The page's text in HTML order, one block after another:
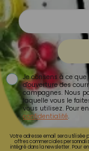
Je consens à ce
d'ouverture des
campagnes. Nous
laquelle vous le
vous utilisez. Pour
confidentialité.
Votre adresse email sera utilisée
offres commerciales
intégré dans la newsletter. Pour